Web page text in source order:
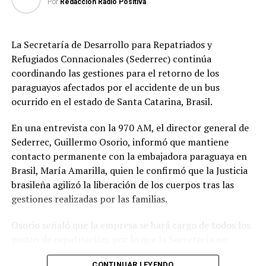
Fuente: https://www.voanoticias.com/a/termina-
vietnam/4807396.html
Radio Positiva está afiliada a la Voz de América
TEMAS RELACIONADOS: PORTADA
Jeffrey Sachs el primer negociador del Anexo C
Informe Meteorológico 28-02-19
Por Redacción Radio Positiva
La Secretaría de Desarrollo para Repatriados y
Refugiados Connacionales (Sederrec) continúa
coordinando las gestiones para el retorno de los
paraguayos afectados por el accidente de un bus
ocurrido en el estado de Santa Catarina, Brasil.
En una entrevista con la 970 AM, el director general de
Sederrec, Guillermo Osorio, informó que mantiene
contacto permanente con la embajadora paraguaya en
Brasil, María Amarilla, quien le confirmó que la Justicia
brasileña agilizó la liberación de los cuerpos tras las
gestiones realizadas por las familias.
Osorio señaló que la empresa se hará cargo de todos los
intervendrá directamente en ese proceso. No obstante,